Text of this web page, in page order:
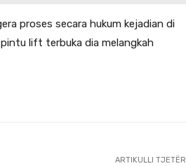
proses secara hukum kejadian di
lift terbuka dia melangkah
ARTIKULLI TJETËR